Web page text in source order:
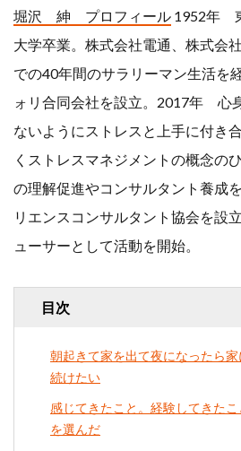
堀沢 紳 プロフィール 1952年
大学卒業。株式会社電通、株式会
での40年間のサラリーマン生活
ォリ合同会社を設立。2017年 心
ないようにストレスと上手に付き
くストレスマネジメントの概念の
の理解促進やコンサルタント養成
リエンスコンサルタント協会を設
ューサーとして活動を開始。
目次
朝起きて家を出て夜になったら
続けたい
感じてきたこと。経験してきた
を選んだ
行政書士
起業 起
起業相談 ５
検索